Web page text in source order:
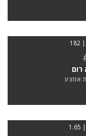
רום
אמצע